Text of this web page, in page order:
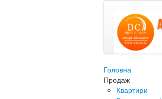
Головна
Продаж
Квартири